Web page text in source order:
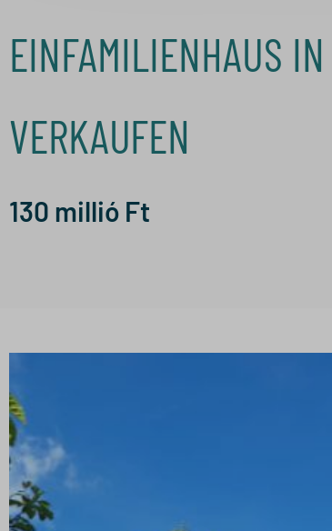
EINFAMILIENHAUS
VERKAUFEN
130 millió Ft